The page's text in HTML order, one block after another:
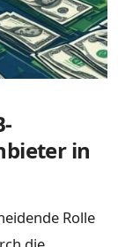
in
Rolle